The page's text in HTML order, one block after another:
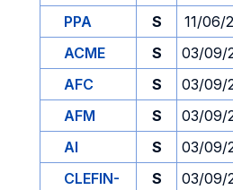
PPA
S 11/06/
ACME
S 03/09/
AFC
S 03/09/
AFM
S 03/09/
AI
S 03/09/
CLEFIN-
S 03/09/